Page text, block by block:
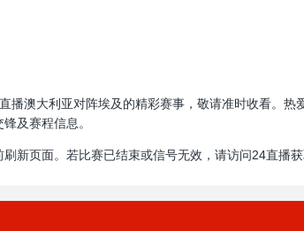
播澳大利亚对阵埃及的精彩赛事，敬请准时收看。
及赛程信息。
新页面。若比赛已结束或信号无效，请访问24直播获